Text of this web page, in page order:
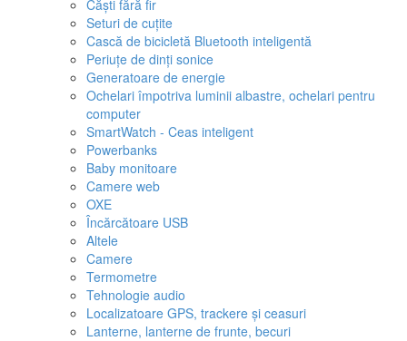
Căști fără fir
Seturi de cuțite
Cască de bicicletă Bluetooth inteligentă
Periuțe de dinți sonice
Generatoare de energie
Ochelari împotriva luminii albastre, ochelari pentru
computer
SmartWatch - Ceas inteligent
Powerbanks
Baby monitoare
Camere web
OXE
Încărcătoare USB
Altele
Camere
Termometre
Tehnologie audio
Localizatoare GPS, trackere și ceasuri
Lanterne, lanterne de frunte, becuri